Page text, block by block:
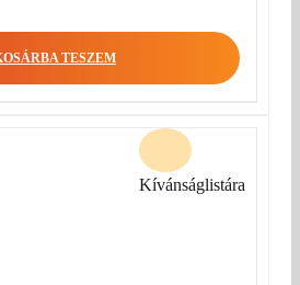
TESZEM
Kívánságlistára